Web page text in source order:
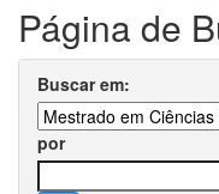
Página de
Buscar em:
por